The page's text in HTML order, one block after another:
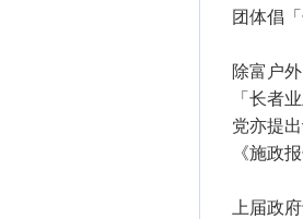
团体倡
除富户
「长者
党亦提
《施政
上届政